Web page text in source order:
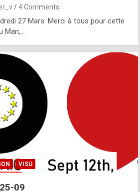
4 Comments
27 Mars. Merci à tous pour cette
VISU
09